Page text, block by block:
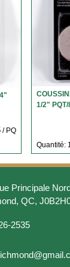
/ PQ
1/2" PQT/
Quantité:
Principale
QC,
2535